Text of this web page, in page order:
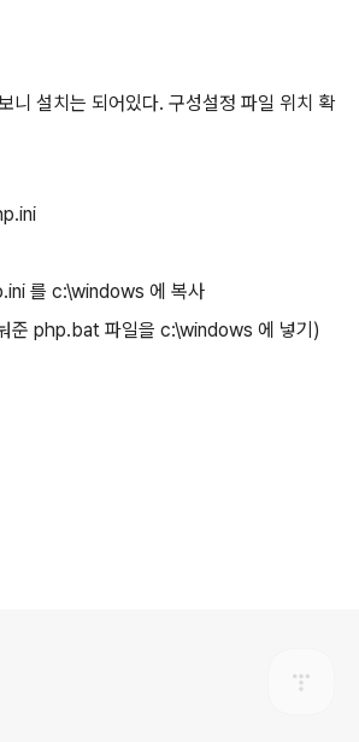
니 설치는 되어있다. 구성설정 파일 위치 확
를 c:\windows 에 복사
준 php.bat 파일을 c:\windows 에 넣기)